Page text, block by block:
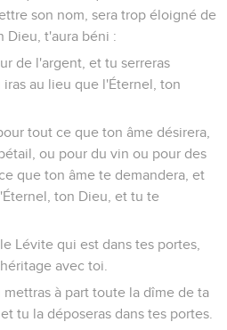
son nom, sera trop éloigné de
Dieu, t'aura béni :
de l'argent, et tu serreras
au lieu que l'Éternel, ton
tout ce que ton âme désirera,
ou pour du vin ou pour des
que ton âme te demandera, et
ton Dieu, et tu te
Lévite qui est dans tes portes,
avec toi.
à part toute la dîme de ta
tu la déposeras dans tes portes.